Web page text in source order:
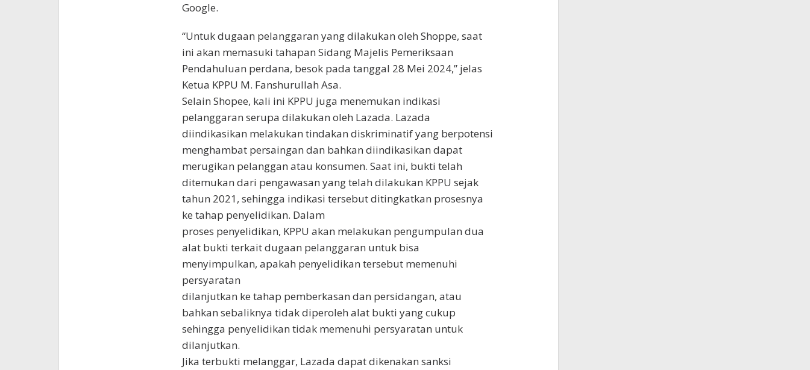
Google.
“Untuk dugaan pelanggaran yang dilakukan oleh Shoppe, saat
ini akan memasuki tahapan Sidang Majelis Pemeriksaan
Pendahuluan perdana, besok pada tanggal 28 Mei 2024,” jelas
Ketua KPPU M. Fanshurullah Asa.
Selain Shopee, kali ini KPPU juga menemukan indikasi
pelanggaran serupa dilakukan oleh Lazada. Lazada
diindikasikan melakukan tindakan diskriminatif yang berpotensi
menghambat persaingan dan bahkan diindikasikan dapat
merugikan pelanggan atau konsumen. Saat ini, bukti telah
ditemukan dari pengawasan yang telah dilakukan KPPU sejak
tahun 2021, sehingga indikasi tersebut ditingkatkan prosesnya
ke tahap penyelidikan. Dalam
proses penyelidikan, KPPU akan melakukan pengumpulan dua
alat bukti terkait dugaan pelanggaran untuk bisa
menyimpulkan, apakah penyelidikan tersebut memenuhi
persyaratan
dilanjutkan ke tahap pemberkasan dan persidangan, atau
bahkan sebaliknya tidak diperoleh alat bukti yang cukup
sehingga penyelidikan tidak memenuhi persyaratan untuk
dilanjutkan.
Jika terbukti melanggar, Lazada dapat dikenakan sanksi